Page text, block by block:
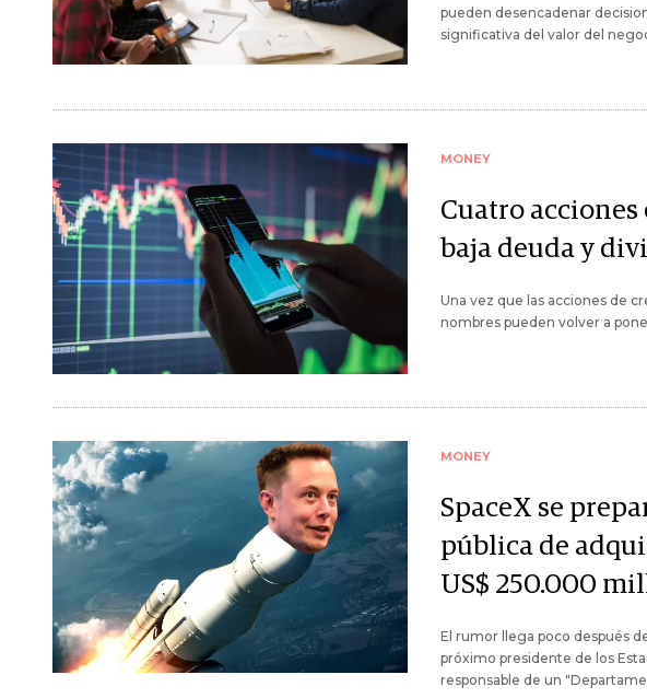
pueden desencadenar
significativa del valor del
MONEY
Cuatro
baja deuda y
Una vez que las acciones de
nombres pueden volver a
MONEY
SpaceX se
pública de
US$ 250.000
El rumor llega poco después
próximo presidente de los
responsable de un